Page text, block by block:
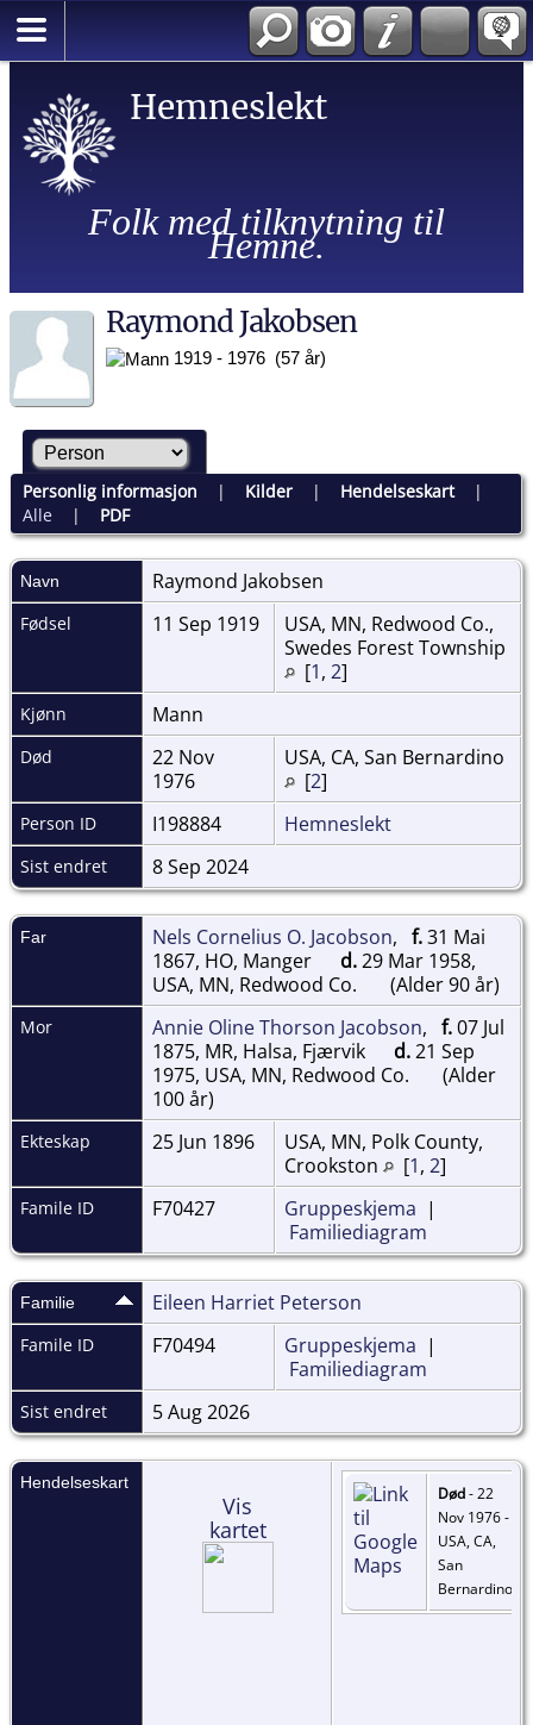
Hemneslekt
Folk med tilknytning til
Hemne.
Raymond Jakobsen
1919 - 1976 (57 år)
Personlig informasjon | Kilder| Hendelseskart|
Alle| PDF
Navn Raymond Jakobsen
Fødsel 11 Sep 1919
USA, MN, Redwood Co.,
Swedes Forest Township
[1, 2]
Kjønn Mann
Død
22 Nov
1976
USA, CA, San Bernardino
[2]
Person ID I198884 Hemneslekt
Sist endret 8 Sep 2024
Far Nels Cornelius O. Jacobson, f.31 Mai
1867, HO, Manger
d.29 Mar 1958,
USA, MN, Redwood Co.
(Alder 90 år)
Mor Annie Oline Thorson Jacobson, f.07 Jul
1875, MR, Halsa, Fjærvik
d.21 Sep
1975, USA, MN, Redwood Co.
(Alder
100 år)
Ekteskap 25 Jun 1896
USA, MN, Polk County,
Crookston
[1, 2]
Famile ID F70427 Gruppeskjema |
Familiediagram
Familie Eileen Harriet Peterson
Famile ID F70494 Gruppeskjema |
Familiediagram
Sist endret 5 Aug 2026
Hendelseskart
Vis
kartet
Død- 22
Nov 1976 -
USA, CA,
San
Bernardino